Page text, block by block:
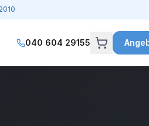
040 604 29155